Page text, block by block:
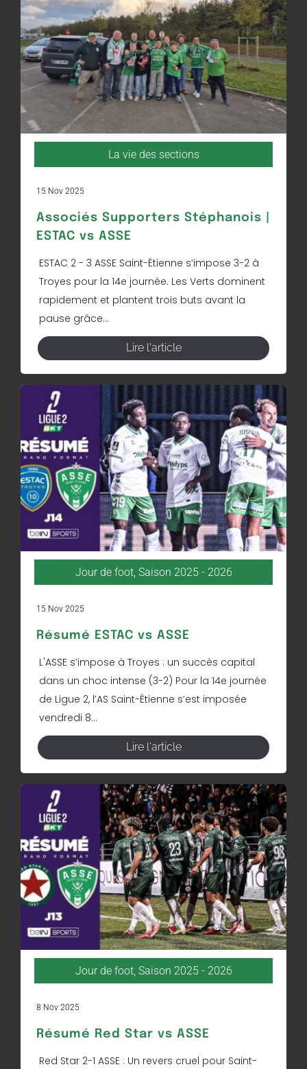
La vie des sections
15 Nov 2025
Associés Supporters Stéphanois |
ESTAC vs ASSE
ESTAC 2 - 3 ASSE Saint-Étienne s’impose 3-2 à
Troyes pour la 14e journée. Les Verts dominent
rapidement et plantent trois buts avant la
pause grâce...
Lire l'article
Jour de foot, Saison 2025 - 2026
15 Nov 2025
Résumé ESTAC vs ASSE
L'ASSE s’impose à Troyes : un succès capital
dans un choc intense (3-2) Pour la 14e journée
de Ligue 2, l’AS Saint-Étienne s’est imposée
vendredi 8...
Lire l'article
Jour de foot, Saison 2025 - 2026
8 Nov 2025
Résumé Red Star vs ASSE
Red Star 2-1 ASSE : Un revers cruel pour Saint-